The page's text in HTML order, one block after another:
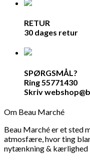
RETUR
30 dages retur
SPØRGSMÅL?
Ring 55771430
Skriv
Om Beau Marché
Beau Marché er et sted
atmosfære, hvor ting
nytænkning & kærlighed